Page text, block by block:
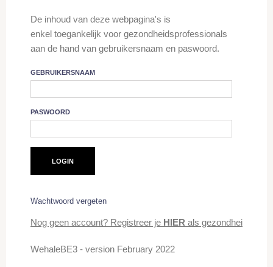
De inhoud van deze webpagina's is
enkel toegankelijk voor gezondheidsprofessionals
aan de hand van gebruikersnaam en paswoord.
GEBRUIKERSNAAM
PASWOORD
Wachtwoord vergeten
Nog geen account? Registreer je HIER als
WehaleBE3 - version February 2022